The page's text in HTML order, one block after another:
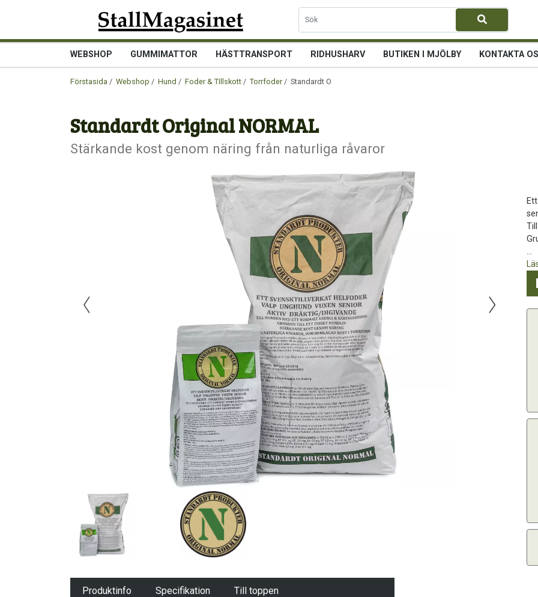
WEBSHOP GUMMIMATTOR HÄSTTRANSPORT RIDHUSHARV BUTIKEN I MJÖLBY KONTAKTA
Förstasida / Webshop / Hund / Foder & TIllskott / Torrfoder/ Standardt Original NORMAL
Standardt Original NORMAL
Stärkande kost genom näring från naturliga råvaror
...
Produktinfo Specifikation Till toppen